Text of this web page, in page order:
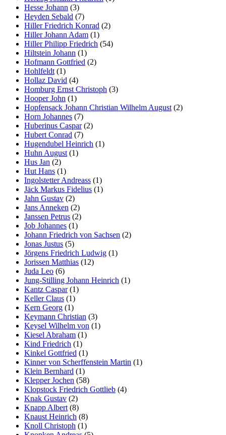
Hesse Johann (3)
Heyden Sebald (7)
Hiller Friedrich Konrad (2)
Hiller Johann Adam (1)
Hiller Philipp Friedrich (54)
Hiltstein Johann (1)
Hofmann Gottfried (2)
Hohlfeldt (1)
Hollaz David (4)
Homburg Ernst Christoph (3)
Hooper John (1)
Hopfensack Johann Christian Wilhelm August (2)
Horn Johannes (7)
Huberinus Caspar(2)
Hubert Conrad (7)
Hugendubel Heinrich (1)
Huhn August (1)
Hus Jan (2)
Hut Hans (1)
Ingolstetter Andreass (1)
Jäck Markus Fidelius (1)
Jahn Gustav (2)
Jans Anneken (2)
Janssen Petrus (2)
Job Johannes (1)
Johann Friedrich von Sachsen (2)
Jonas Justus (5)
Jörgens Friedrich Ludwig (1)
Jorissen Matthias (12)
Juda Leo (6)
Jung-Stilling Johann Heinrich (1)
Kantz Caspar(1)
Keller Claus (1)
Kern Georg (1)
Keymann Christian (3)
Keysel Wilhelm von (1)
Kiesel Abraham (1)
Kind Friedrich (1)
Kinkel Gottfried (1)
Kinner von Scherffenstein Martin (1)
Klein Bernhard (1)
Klepper Jochen (58)
Klopstock Friedrich Gottlieb (4)
Knak Gustav (2)
Knapp Albert (8)
Knaust Heinrich (8)
Knoll Christoph (1)